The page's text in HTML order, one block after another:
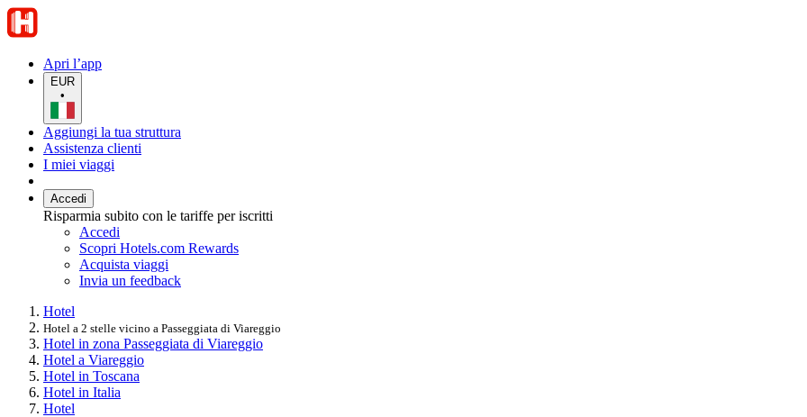
Apri l’app
EUR
•
Aggiungi la tua struttura
Assistenza clienti
I miei viaggi
Accedi
Risparmia subito con le tariffe per iscritti
Accedi
Scopri Hotels.com Rewards
Acquista viaggi
Invia un feedback
Hotel
Hotel a 2 stelle vicino a Passeggiata di Viareggio
Hotel in zona Passeggiata di Viareggio
Hotel a Viareggio
Hotel in Toscana
Hotel in Italia
Hotel